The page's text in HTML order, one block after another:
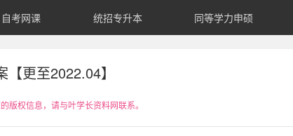
自考网课 统招专升本 同等学力申硕
更至2022.04】
版权信息，请与叶学长资料网联系。